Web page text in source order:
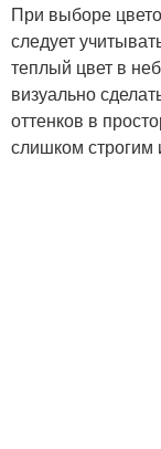
При выборе
следует
теплый цвет в
визуально
оттенков в
слишком